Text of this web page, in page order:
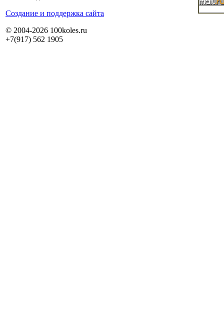
Cоздание и поддержка сайта
© 2004-2026 100koles.ru
+7(917) 562 1905